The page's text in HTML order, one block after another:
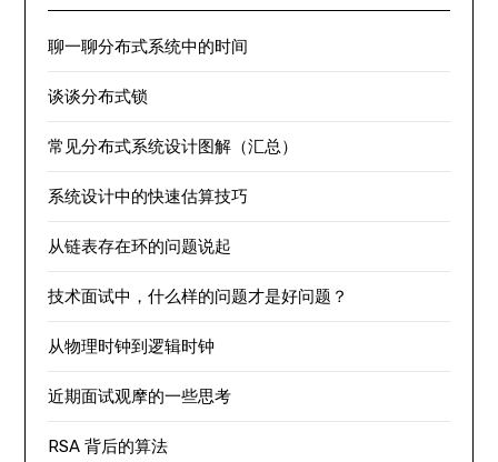
聊一聊分布式系统中的时间
谈谈分布式锁
常见分布式系统设计图解（汇总）
系统设计中的快速估算技巧
从链表存在环的问题说起
技术面试中，什么样的问题才是好问题？
从物理时钟到逻辑时钟
近期面试观摩的一些思考
RSA 背后的算法